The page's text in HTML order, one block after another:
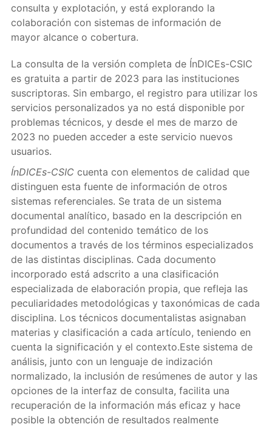
consulta y explotación, y está explorando la
colaboración con sistemas de información de
mayor alcance o cobertura.
La consulta de la versión completa de ÍnDICEs-CSIC
es gratuita a partir de 2023 para las instituciones
suscriptoras. Sin embargo, el registro para utilizar los
servicios personalizados ya no está disponible por
problemas técnicos, y desde el mes de marzo de
2023 no pueden acceder a este servicio nuevos
usuarios.
ÍnDICEs-CSIC cuenta con elementos de calidad que
distinguen esta fuente de información de otros
sistemas referenciales. Se trata de un sistema
documental analítico, basado en la descripción en
profundidad del contenido temático de los
documentos a través de los términos especializados
de las distintas disciplinas. Cada documento
incorporado está adscrito a una clasificación
especializada de elaboración propia, que refleja las
peculiaridades metodológicas y taxonómicas de cada
disciplina. Los técnicos documentalistas asignaban
materias y clasificación a cada artículo, teniendo en
cuenta la significación y el contexto.Este sistema de
análisis, junto con un lenguaje de indización
normalizado, la inclusión de resúmenes de autor y las
opciones de la interfaz de consulta, facilita una
recuperación de la información más eficaz y hace
posible la obtención de resultados realmente